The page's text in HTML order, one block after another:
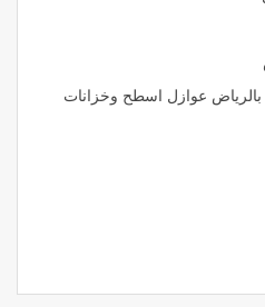
عوازل اسطح وخزانات